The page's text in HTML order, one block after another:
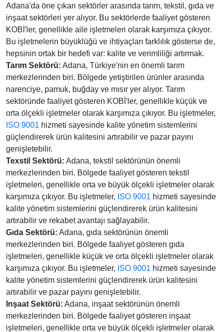
Adana'da öne çıkan sektörler arasında tarım, tekstil, gıda ve
inşaat sektörleri yer alıyor. Bu sektörlerde faaliyet gösteren
KOBİ'ler, genellikle aile işletmeleri olarak karşımıza çıkıyor.
Bu işletmelerin büyüklüğü ve ihtiyaçları farklılık gösterse de,
hepsinin ortak bir hedefi var: kalite ve verimliliği artırmak.
Tarım Sektörü: Adana, Türkiye'nin en önemli tarım
merkezlerinden biri. Bölgede yetiştirilen ürünler arasında
narenciye, pamuk, buğday ve mısır yer alıyor. Tarım
sektöründe faaliyet gösteren KOBİ'ler, genellikle küçük ve
orta ölçekli işletmeler olarak karşımıza çıkıyor. Bu işletmeler,
ISO 9001 hizmeti sayesinde kalite yönetim sistemlerini
güçlendirerek ürün kalitesini artırabilir ve pazar payını
genişletebilir.
Texstil Sektörü: Adana, tekstil sektörünün önemli
merkezlerinden biri. Bölgede faaliyet gösteren tekstil
işletmeleri, genellikle orta ve büyük ölçekli işletmeler olarak
karşımıza çıkıyor. Bu işletmeler, ISO 9001 hizmeti sayesinde
kalite yönetim sistemlerini güçlendirerek ürün kalitesini
artırabilir ve rekabet avantajı sağlayabilir.
Gıda Sektörü: Adana, gıda sektörünün önemli
merkezlerinden biri. Bölgede faaliyet gösteren gıda
işletmeleri, genellikle küçük ve orta ölçekli işletmeler olarak
karşımıza çıkıyor. Bu işletmeler, ISO 9001 hizmeti sayesinde
kalite yönetim sistemlerini güçlendirerek ürün kalitesini
artırabilir ve pazar payını genişletebilir.
Inşaat Sektörü: Adana, inşaat sektörünün önemli
merkezlerinden biri. Bölgede faaliyet gösteren inşaat
işletmeleri, genellikle orta ve büyük ölçekli işletmeler olarak